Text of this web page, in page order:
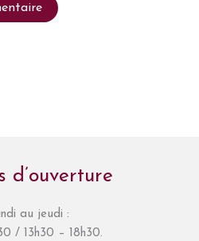
d’ouverture
au jeudi :
/ 13h30 – 18h30.